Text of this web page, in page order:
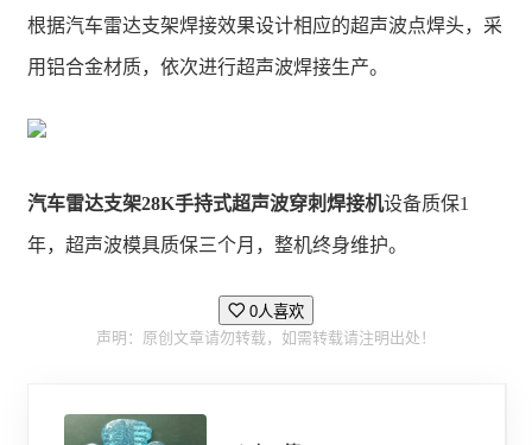
根据汽车雷达支架焊接效果设计相应的超声波点焊头，采
用铝合金材质，依次进行超声波焊接生产。
汽车雷达支架28K手持式超声波穿刺焊接机设备质保1
年，超声波模具质保三个月，整机终身维护。
0人喜欢
声明：原创文章请勿转载，如需转载请注明出处！